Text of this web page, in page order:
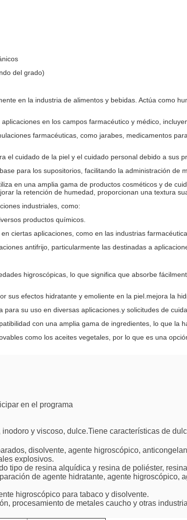
del grado)
en la industria de alimentos y bebidas. Actúa como
en los campos farmacéutico y médico,
farmacéuticas, como jarabes, medicamentos
el cuidado de la piel y el cuidado personal debido a sus
para los supositorios, facilitando la administración de
en una amplia gama de productos cosméticos y de
la retención de humedad, proporcionan una textura
industriales, como:
productos químicos.
ciertas aplicaciones, como en las industrias
antifrijo, particularmente las destinadas a
higroscópicas, lo que significa que absorbe
sus efectos hidratante y emoliente en la piel.mejora la
su uso en diversas aplicaciones.y solicitudes de
con una amplia gama de ingredientes, lo que la
como los aceites vegetales, por lo que es una
en el programa
y viscoso, dulce.Tiene características de
disolvente, agente higroscópico,
explosivos.
tipo de resina alquídica y resina de poliéster,
de agente hidratante, agente higroscópico,
higroscópico para tabaco y disolvente.
procesamiento de metales caucho y otras